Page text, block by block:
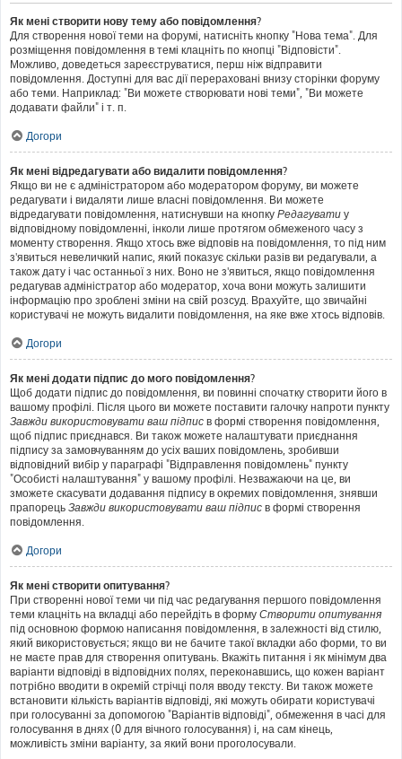
Як мені створити нову тему або повідомлення?
Для створення нової теми на форумі, натисніть кнопку "Нова тема". Для
розміщення повідомлення в темі клацніть по кнопці "Відповісти".
Можливо, доведеться зареєструватися, перш ніж відправити
повідомлення. Доступні для вас дії перераховані внизу сторінки форуму
або теми. Наприклад: "Ви можете створювати нові теми", "Ви можете
додавати файли" і т. п.
Догори
Як мені відредагувати або видалити повідомлення?
Якщо ви не є адміністратором або модератором форуму, ви можете
редагувати і видаляти лише власні повідомлення. Ви можете
відредагувати повідомлення, натиснувши на кнопку Редагувати у
відповідному повідомленні, інколи лише протягом обмеженого часу з
моменту створення. Якщо хтось вже відповів на повідомлення, то під ним
з'явиться невеличкий напис, який показує скільки разів ви редагували, а
також дату і час останньої з них. Воно не з'явиться, якщо повідомлення
редагував адміністратор або модератор, хоча вони можуть залишити
інформацію про зроблені зміни на свій розсуд. Врахуйте, що звичайні
користувачі не можуть видалити повідомлення, на яке вже хтось відповів.
Догори
Як мені додати підпис до мого повідомлення?
Щоб додати підпис до повідомлення, ви повинні спочатку створити його в
вашому профілі. Після цього ви можете поставити галочку напроти пункту
Завжди використовувати ваш підпис в формі створення повідомлення,
щоб підпис приєднався. Ви також можете налаштувати приєднання
підпису за замовчуванням до усіх ваших повідомлень, зробивши
відповідний вибір у параграфі "Відправлення повідомлень" пункту
"Особисті налаштування" у вашому профілі. Незважаючи на це, ви
зможете скасувати додавання підпису в окремих повідомлення, знявши
прапорець Завжди використовувати ваш підпис в формі створення
повідомлення.
Догори
Як мені створити опитування?
При створенні нової теми чи під час редагування першого повідомлення
теми клацніть на вкладці або перейдіть в форму Створити опитування
під основною формою написання повідомлення, в залежності від стилю,
який використовується; якщо ви не бачите такої вкладки або форми, то ви
не маєте прав для створення опитувань. Вкажіть питання і як мінімум два
варіанти відповіді в відповідних полях, переконавшись, що кожен варіант
потрібно вводити в окремій стрічці поля вводу тексту. Ви також можете
встановити кількість варіантів відповіді, які можуть обирати користувачі
при голосуванні за допомогою "Варіантів відповіді", обмеження в часі для
голосування в днях (0 для вічного голосування) і, на сам кінець,
можливість зміни варіанту, за який вони проголосували.